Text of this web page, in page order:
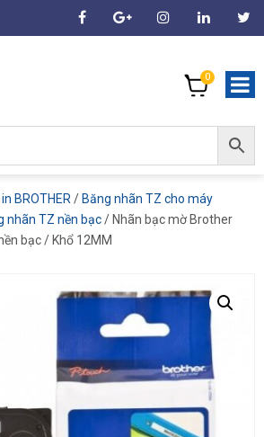
0
BROTHER / Băng nhãn TZ cho máy
nhãn TZ nền bạc/ Nhãn bạc mờ Brother
bạc / Khổ 12MM